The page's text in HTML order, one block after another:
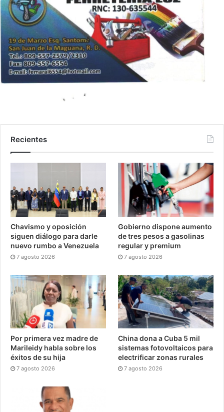
Recientes
Chavismo y oposición
siguen diálogo para darle
nuevo rumbo a Venezuela
7 agosto 2026
Gobierno dispone aumento
de tres pesos a gasolinas
regular y premium
7 agosto 2026
Por primera vez madre de
Marileidy habla sobre los
éxitos de su hija
7 agosto 2026
China dona a Cuba 5 mil
sistemas fotovoltaicos para
electrificar zonas rurales
7 agosto 2026